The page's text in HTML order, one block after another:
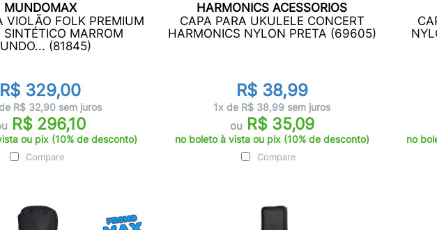
MUNDOMAX
VIOLÃO FOLK PREMIUM
SINTÉTICO MARROM
(81845)
R$ 329,00
R$ 32,90 sem juros
R$ 296,10
ou pix (10% de desconto)
Compare
HARMONICS ACESSORIOS
CAPA PARA UKULELE CONCERT
HARMONICS NYLON PRETA (69605)
R$ 38,99
1x de R$ 38,99 sem juros
ou R$ 35,09
no boleto à vista ou pix (10% de desconto)
Compare
no